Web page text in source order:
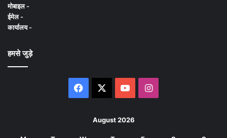
मोबाइल -
ईमेल -
कार्यालय -
हमसे जुड़े
Facebook YouTubeInstagram
August 2026